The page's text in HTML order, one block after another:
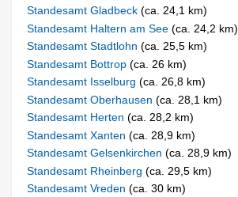
Standesamt Gladbeck(ca. 24,1 km)
Standesamt Haltern am See(ca. 24,2 km)
Standesamt Stadtlohn(ca. 25,5 km)
Standesamt Bottrop(ca. 26 km)
Standesamt Isselburg(ca. 26,8 km)
Standesamt Oberhausen(ca. 28,1 km)
Standesamt Herten(ca. 28,2 km)
Standesamt Xanten(ca. 28,9 km)
Standesamt Gelsenkirchen(ca. 28,9 km)
Standesamt Rheinberg(ca. 29,5 km)
Standesamt Vreden(ca. 30 km)